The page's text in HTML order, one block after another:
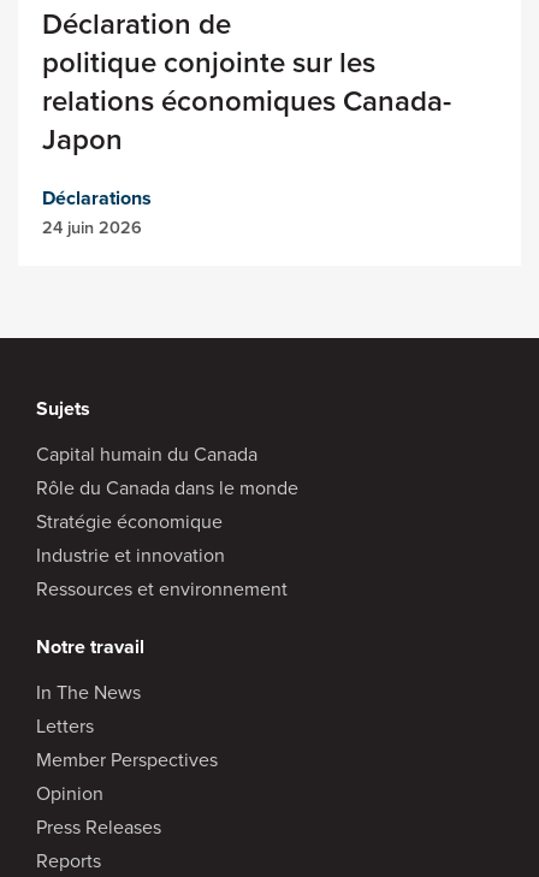
Déclaration de
politique conjointe sur les
relations économiques Canada-
Japon
Déclarations
24 juin 2026
Sujets
Capital humain du Canada
Rôle du Canada dans le monde
Stratégie économique
Industrie et innovation
Ressources et environnement
Notre travail
In The News
Letters
Member Perspectives
Opinion
Press Releases
Reports